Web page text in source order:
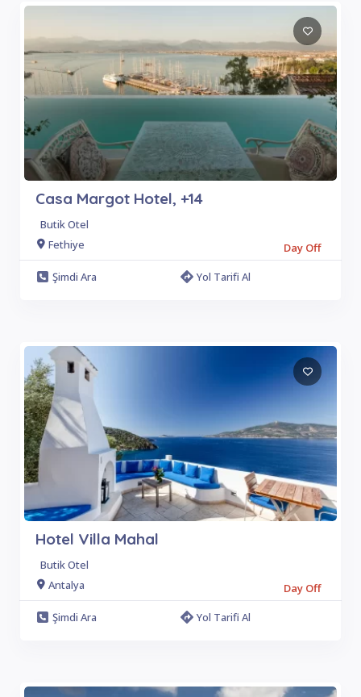
Casa Margot Hotel, +14
Butik Otel
Fethiye
Day Off
Şimdi Ara
Yol Tarifi Al
Hotel Villa Mahal
Butik Otel
Antalya
Day Off
Şimdi Ara
Yol Tarifi Al